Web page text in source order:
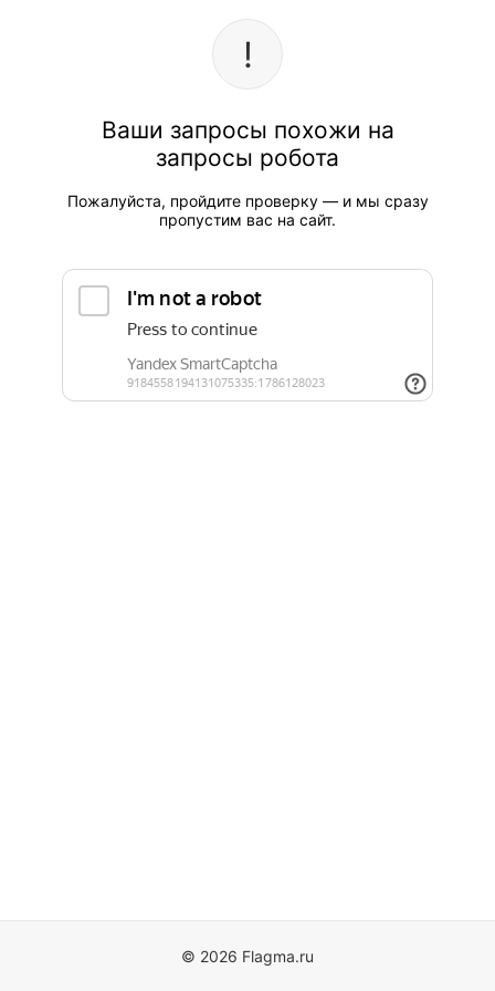
Ваши запросы похожи на
запросы робота
Пожалуйста, пройдите проверку — и мы сразу
пропустим вас на сайт.
© 2026 Flagma.ru